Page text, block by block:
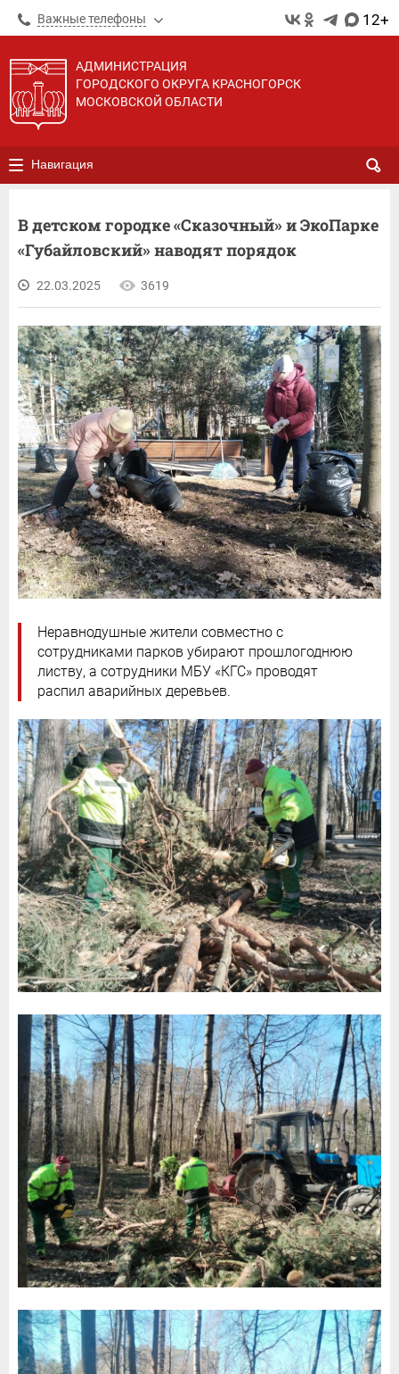
Важные телефоны 12+
АДМИНИСТРАЦИЯ
ГОРОДСКОГО ОКРУГА КРАСНОГОРСК
МОСКОВСКОЙ ОБЛАСТИ
Навигация
В детском городке «Сказочный» и ЭкоПарке
«Губайловский» наводят порядок
22.03.2025 3619
Неравнодушные жители совместно с
сотрудниками парков убирают прошлогоднюю
листву, а сотрудники МБУ «КГС» проводят
распил аварийных деревьев.